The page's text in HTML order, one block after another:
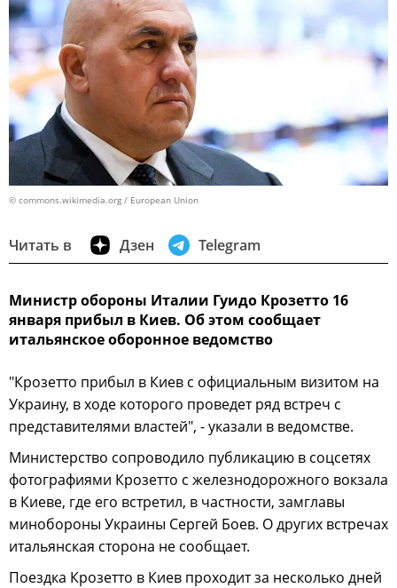
© commons.wikimedia.org / European Union
Читать в Дзен Telegram
Министр обороны Италии Гуидо Крозетто 16
января прибыл в Киев. Об этом сообщает
итальянское оборонное ведомство
"Крозетто прибыл в Киев с официальным визитом на
Украину, в ходе которого проведет ряд встреч с
представителями властей", - указали в ведомстве.
Министерство сопроводило публикацию в соцсетях
фотографиями Крозетто с железнодорожного вокзала
в Киеве, где его встретил, в частности, замглавы
минобороны Украины Сергей Боев. О других встречах
итальянская сторона не сообщает.
Поездка Крозетто в Киев проходит за несколько дней